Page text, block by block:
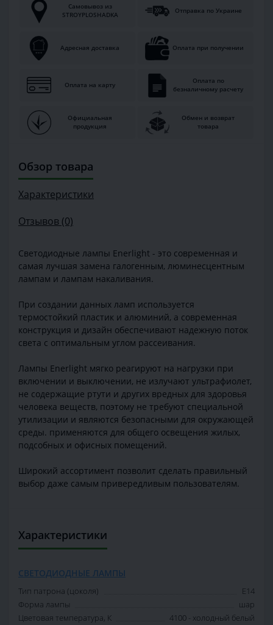
Самовывоз из
STROYPLOSHADKA
Отправка по Украине
Адресная доставка Оплата при получении
Оплата на карту
Оплата по
безналичному расчету
Официальная
продукция
Обмен и возврат
товара
Обзор товара
Характеристики
Отзывов (0)
Светодиодные лампы Enerlight - это современная и
самая лучшая замена галогенным, люминесцентным
лампам и лампам накаливания.
При создании данных ламп используется
термостойкий пластик и алюминий, а современная
конструкция и дизайн обеспечивают надежную поток
света с оптимальным углом рассеивания.
Лампы Enerlight мягко реагируют на нагрузки при
включении и выключении, не излучают ультрафиолет,
не содержащие ртути и других вредных для здоровья
человека веществ, поэтому не требуют специальной
утилизации и являются безопасными для окружающей
среды. применяются для общего освещения жилых,
подсобных и офисных помещений.
Широкий ассортимент позволит сделать правильный
выбор даже самым привередливым пользователям.
Характеристики
СВЕТОДИОДНЫЕ ЛАМПЫ
Тип патрона (цоколя)
E14
Форма лампы
шар
Цветовая температура, К
4100 - холодный белый